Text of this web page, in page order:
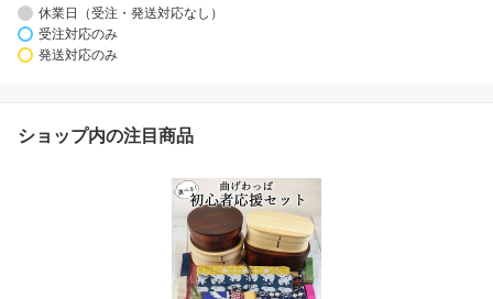
休業日（受注・発送対応なし）
受注対応のみ
発送対応のみ
ショップ内の注目商品